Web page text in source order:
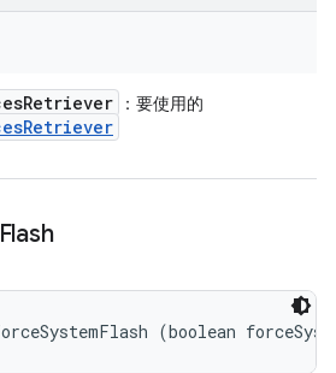
Retriever ：要使用的
Retriever
Flash
(boolean